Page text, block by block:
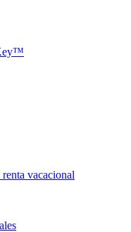
vacacional